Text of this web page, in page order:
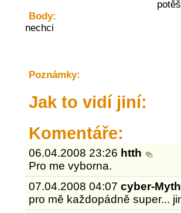
Body:
nechci
Poznámky:
Jak to vidí jiní:
Komentáře:
06.04.2008 23:26 htth
Pro me vyborna.
07.04.2008 04:07cyber-
pro mě každopádně super...